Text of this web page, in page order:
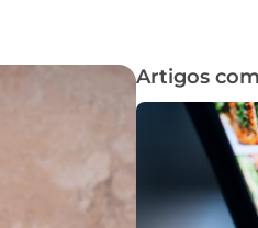
Artigos